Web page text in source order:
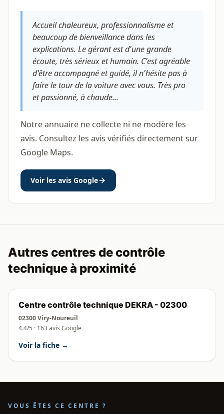
Accueil chaleureux, professionnalisme et
beaucoup de bienveillance dans les
explications. Le gérant est d'une grande
écoute, très sérieux et humain. C'est agréable
d'être accompagné et guidé, il n'hésite pas à
faire le tour de la voiture avec vous. Très pro
et passionné, à chaude...
Notre annuaire ne collecte ni ne modère les
avis. Consultez les avis vérifiés directement sur
Google Maps.
Voir les avis Google
Autres centres de contrôle
technique à proximité
Centre contrôle technique DEKRA - 02300
02300 Viry-Noureuil
4.4/5 · 163 avis Google
Voir la fiche →
VOUS ÊTES CE CENTRE ?